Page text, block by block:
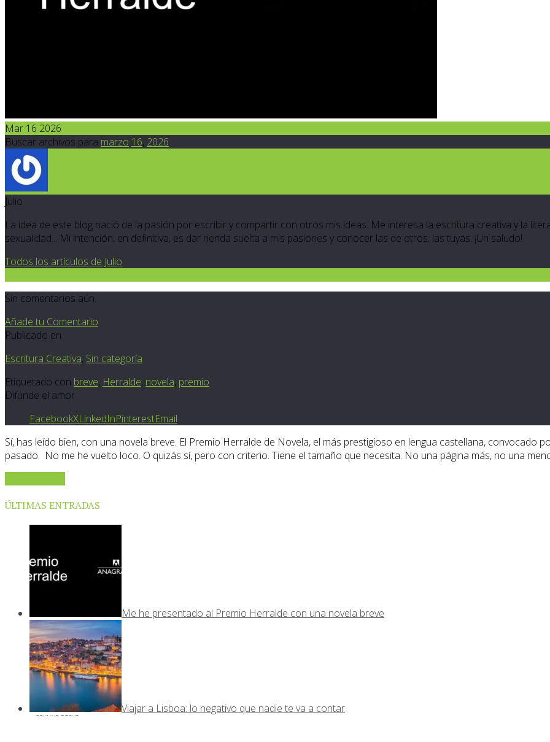
Mar 16 2026
Buscar archivos para marzo 16, 2026
Julio
La idea de este blog nació de la pasión por escribir y compartir con otros mis ideas. Me interesa la escritura creativa y la
sexualidad... Mi intención, en definitiva, es dar rienda suelta a mis pasiones y conocer las de otros; las tuyas. ¡Un saludo!
Todos los artículos de Julio
Sin comentarios aún.
Añade tu Comentario
Publicado en
Escritura Creativa, Sin categoría
Etiquetado con breve, Herralde, novela, premio
Difunde el amor
FacebookXLinkedInPinterestEmail
Sí, has leído bien, con una novela breve. El Premio Herralde de Novela, el más prestigioso en lengua castellana, convocado
pasado. No me he vuelto loco. O quizás sí, pero con criterio. Tiene el tamaño que necesita. No una página más, no una
ÚLTIMAS ENTRADAS
Me he presentado al Premio Herralde con una novela breve
Viajar a Lisboa: lo negativo que nadie te va a contar